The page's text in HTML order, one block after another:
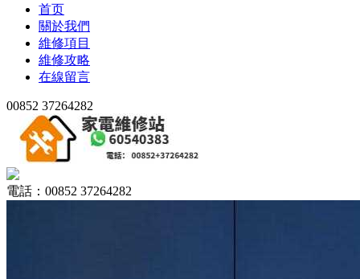
首页
關於我們
維修項目
維修攻略
在線留言
00852 37264282
電話：00852 37264282